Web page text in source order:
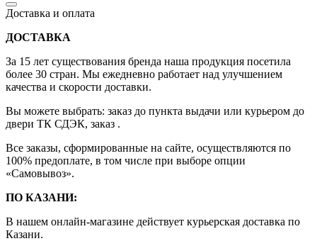
Доставка и оплата
ДОСТАВКА
За 15 лет существования бренда наша продукция посетила
более 30 стран. Мы ежедневно работает над улучшением
качества и скорости доставки.
Вы можете выбрать: заказ до пункта выдачи или курьером до
двери ТК СДЭК, заказ .
Все заказы, сформированные на сайте, осуществляются по
100% предоплате, в том числе при выборе опции
«Самовывоз».
ПО КАЗАНИ:
В нашем онлайн-магазине действует курьерская доставка по
Казани.